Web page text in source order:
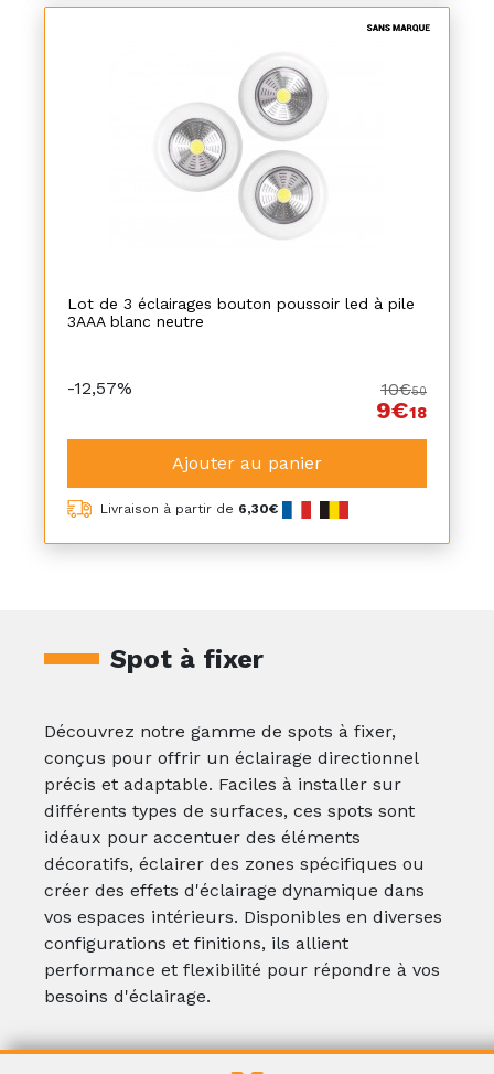
Lot de 3 éclairages bouton poussoir led à pile
3AAA blanc neutre
-12,57% 10€50
9€18
Ajouter au panier
Livraison à partir de 6,30€
Spot à fixer
Découvrez notre gamme de spots à fixer,
conçus pour offrir un éclairage directionnel
précis et adaptable. Faciles à installer sur
différents types de surfaces, ces spots sont
idéaux pour accentuer des éléments
décoratifs, éclairer des zones spécifiques ou
créer des effets d'éclairage dynamique dans
vos espaces intérieurs. Disponibles en diverses
configurations et finitions, ils allient
performance et flexibilité pour répondre à vos
besoins d'éclairage.